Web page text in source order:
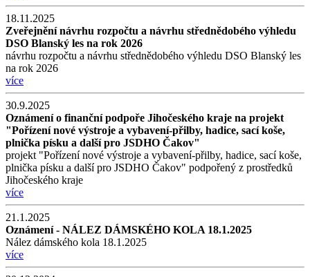
18.11.2025
Zveřejnění návrhu rozpočtu a návrhu střednědobého výhledu
DSO Blanský les na rok 2026
návrhu rozpočtu a návrhu střednědobého výhledu DSO Blanský les
na rok 2026
více
30.9.2025
Oznámení o finanční podpoře Jihočeského kraje na projekt
"Pořízení nové výstroje a vybavení-přilby, hadice, sací koše,
plnička písku a další pro JSDHO Čakov"
projekt "Pořízení nové výstroje a vybavení-přilby, hadice, sací koše,
plnička písku a další pro JSDHO Čakov" podpořený z prostředků
Jihočeského kraje
více
21.1.2025
Oznámení - NÁLEZ DÁMSKÉHO KOLA 18.1.2025
Nález dámského kola 18.1.2025
více